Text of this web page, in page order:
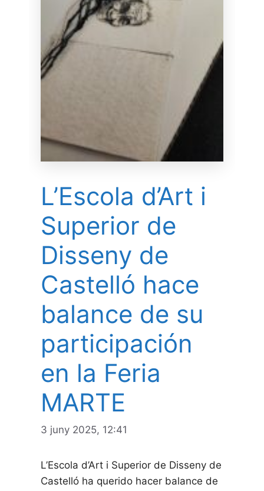
L’Escola d’Art i
Superior de
Disseny de
Castelló hace
balance de su
participación
en la Feria
MARTE
3 juny 2025, 12:41
L’Escola d’Art i Superior de Disseny de
Castelló ha querido hacer balance de